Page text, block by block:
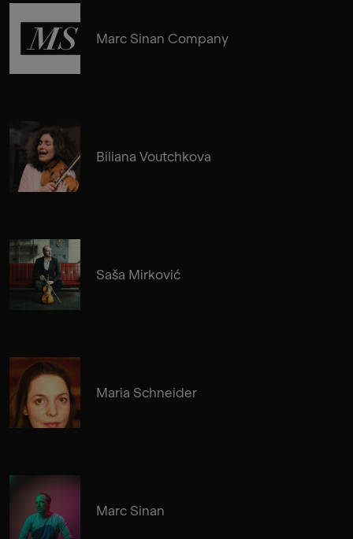
Marc Sinan Company
Biliana Voutchkova
Saša Mirković
Maria Schneider
Marc Sinan